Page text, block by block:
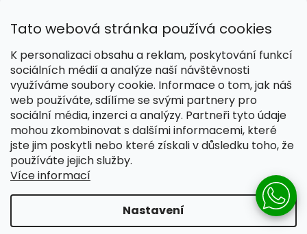
Tato webová stránka používá cookies
K personalizaci obsahu a reklam, poskytování funkcí
sociálních médií a analýze naší návštěvnosti
využíváme soubory cookie. Informace o tom, jak náš
web používáte, sdílíme se svými partnery pro
sociální média, inzerci a analýzy. Partneři tyto údaje
mohou zkombinovat s dalšími informacemi, které
jste jim poskytli nebo které získali v důsledku toho, že
používáte jejich služby.
Více informací
Nastavení
Naše smečka: Silver Needles (Chovatelská stanice)
Copyright 2026Pomáháme žít lépe. Všechna práva